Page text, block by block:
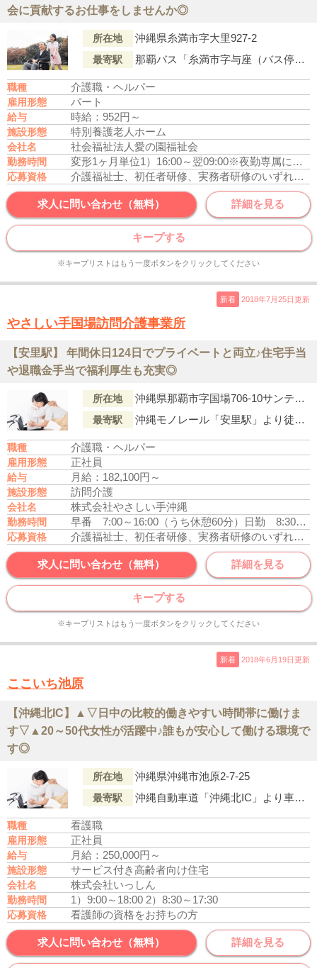
会に貢献するお仕事をしませんか◎
所在地 沖縄県糸満市字大里927-2
最寄駅 那覇バス「糸満市字与座（バス停）」より徒歩5分
職種 介護職・ヘルパー
雇用形態 パート
給与 時給：952円～
施設形態 特別養護老人ホーム
会社名 社会福祉法人愛の園福祉会
勤務時間 変形1ヶ月単位1）16:00～翌09:00※夜勤専属になります
応募資格 介護福祉士、初任者研修、実務者研修のいずれかの資格をお持ちの方
求人に問い合わせ（無料） 詳細を見る
キープする
※キープリストはもう一度ボタンをクリックしてください
新着 2018年7月25日更新
やさしい手国場訪問介護事業所
【安里駅】 年間休日124日でプライベートと両立♪住宅手当
や退職金手当で福利厚生も充実◎
所在地 沖縄県那覇市字国場706-10サンテラスかかず201号
最寄駅 沖縄モノレール「安里駅」より徒歩26分
職種 介護職・ヘルパー
雇用形態 正社員
給与 月給：182,100円～
施設形態 訪問介護
会社名 株式会社やさしい手沖縄
勤務時間 早番 7:00～16:00（うち休憩60分） 日勤 8:30～17:30（うち休憩60分）
応募資格 介護福祉士、初任者研修、実務者研修のいずれかの資格をお持ちの方
求人に問い合わせ（無料） 詳細を見る
キープする
※キープリストはもう一度ボタンをクリックしてください
新着 2018年6月19日更新
ここいち池原
【沖縄北IC】▲▽日中の比較的働きやすい時間帯に働けま
す▽▲20～50代女性が活躍中♪誰もが安心して働ける環境で
す◎
所在地 沖縄県沖縄市池原2-7-25
最寄駅 沖縄自動車道「沖縄北IC」より車で8分
職種 看護職
雇用形態 正社員
給与 月給：250,000円～
施設形態 サービス付き高齢者向け住宅
会社名 株式会社いっしん
勤務時間 1）9:00～18:00 2）8:30～17:30
応募資格 看護師の資格をお持ちの方
求人に問い合わせ（無料） 詳細を見る